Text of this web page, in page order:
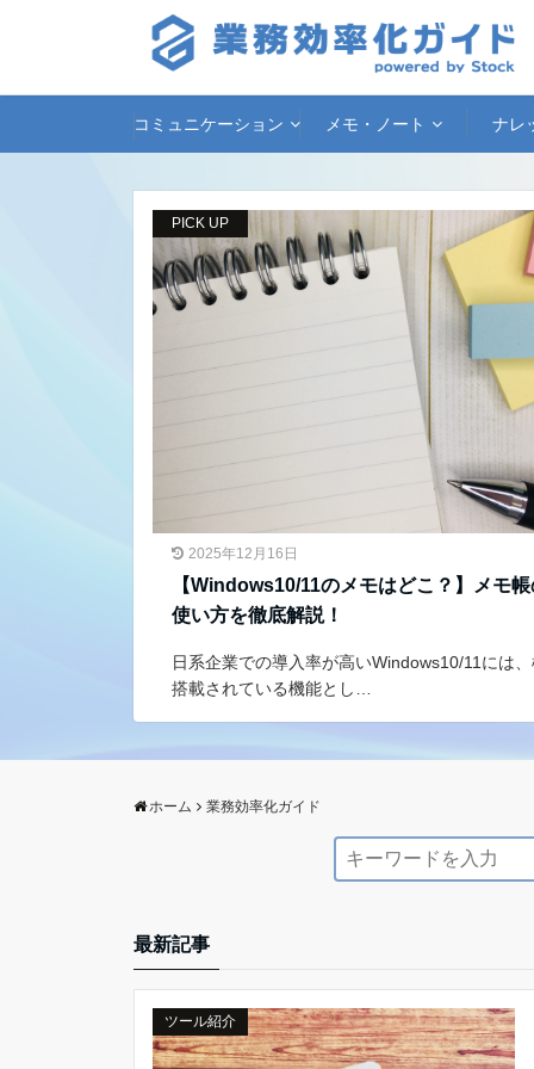
コミュニケーション メモ・ノート ナレ
PICK UP
2025年12月16日
【Windows10/11のメモはどこ？】メモ
使い方を徹底解説！
日系企業での導入率が高いWindows10/11には
搭載されている機能とし…
ホーム 業務効率化ガイド
最新記事
ツール紹介